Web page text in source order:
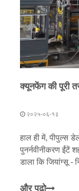
२०२५-०६-१३
हाल ही में, पीपुल्स
पुनर्नवीनीकरण ईंटें
डाला कि जियांग्सू -
चुनौतियों का सामना
और पढो